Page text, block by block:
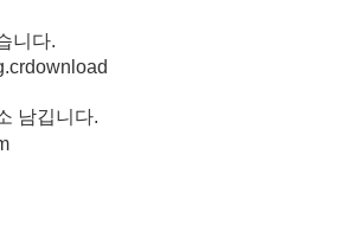
니다.
남깁니다.